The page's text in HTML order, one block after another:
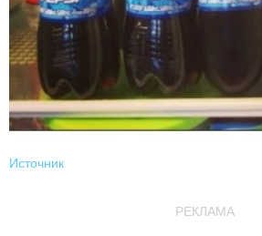
Источник
РЕКЛАМА